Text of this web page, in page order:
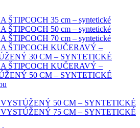
ŠTIPCOCH 35 cm – syntetické
ŠTIPCOCH 50 cm – syntetické
ŠTIPCOCH 70 cm – syntetické
ŠTIPCOCH KUČERAVÝ –
30 CM – SYNTETICKÉ
ŠTIPCOCH KUČERAVÝ –
50 CM – SYNTETICKÉ
VYSTÚŽENÝ 50 CM – SYNTETICKÉ
VYSTÚŽENÝ 75 CM – SYNTETICKÉ